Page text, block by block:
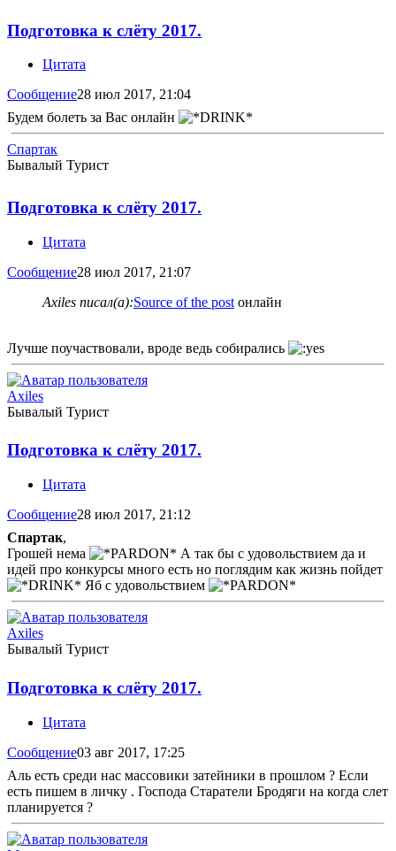
Подготовка к слёту 2017.
Цитата
Сообщение28 июл 2017, 21:04
Будем болеть за Вас онлайн
Спартак
Бывалый Турист
Подготовка к слёту 2017.
Цитата
Сообщение28 июл 2017, 21:07
Axiles писал(а):Source of the post онлайн
Лучше поучаствовали, вроде ведь собирались
Axiles
Бывалый Турист
Подготовка к слёту 2017.
Цитата
Сообщение28 июл 2017, 21:12
Спартак,
Грошей нема
А так бы с удовольствием да и
идей про конкурсы много есть но поглядим как жизнь пойдет
Яб с удовольствием
Axiles
Бывалый Турист
Подготовка к слёту 2017.
Цитата
Сообщение03 авг 2017, 17:25
Аль есть среди нас массовики затейники в прошлом ? Если
есть пишем в личку . Господа Старатели Бродяги на когда слет
планируется ?